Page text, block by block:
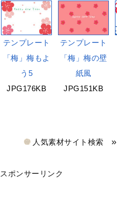
テンプレート
「梅」梅もよ
う5
JPG176KB
テンプレート
「梅」梅の壁
紙風
JPG151KB
人気素材サイト検索 »
スポンサーリンク